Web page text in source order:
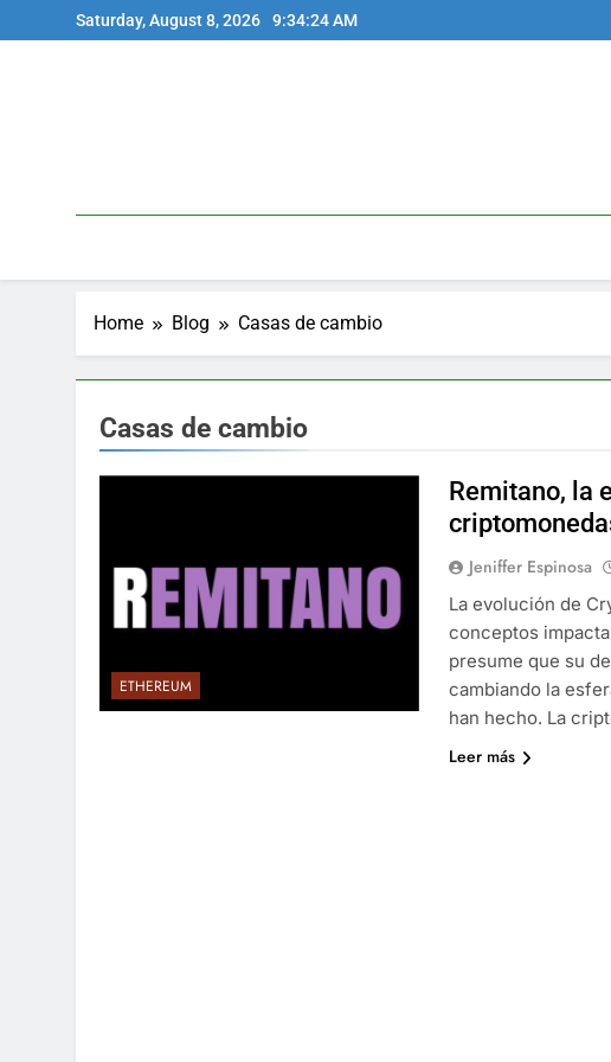
to
Saturday, August 8, 2026 9:34:24 AM
Home Blog Casas de cambio
Casas de cambio
ETHEREUM
Remitano, la
Jeniffer Espinosa
La evolución de
conceptos
presume que su
cambiando la
han hecho. La
Leer más